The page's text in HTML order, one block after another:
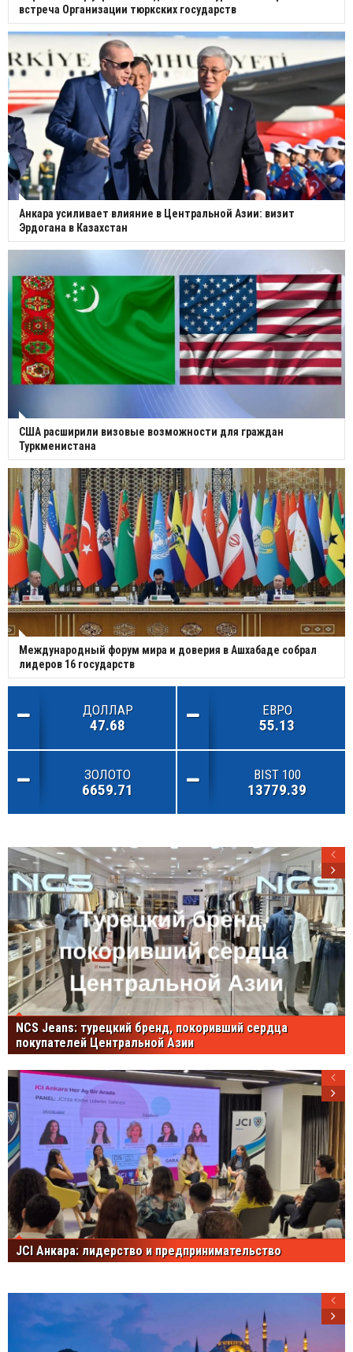
встреча Организации тюркских государств
Анкара усиливает влияние в Центральной Азии: визит
Эрдогана в Казахстан
США расширили визовые возможности для граждан
Туркменистана
Международный форум мира и доверия в Ашхабаде собрал
лидеров 16 государств
ДОЛЛАР
47.68
ЕВРО
55.13
ЗОЛОТО
6659.71
BIST 100
13779.39
NCS Jeans: турецкий бренд, покоривший сердца
покупателей Центральной Азии
JCI Анкара: лидерство и предпринимательство